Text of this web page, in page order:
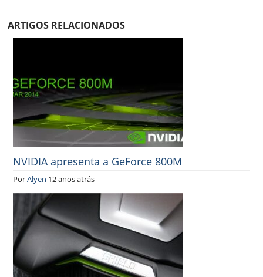
ARTIGOS RELACIONADOS
NVIDIA apresenta a GeForce 800M
PorAlyen 12 anos atrás